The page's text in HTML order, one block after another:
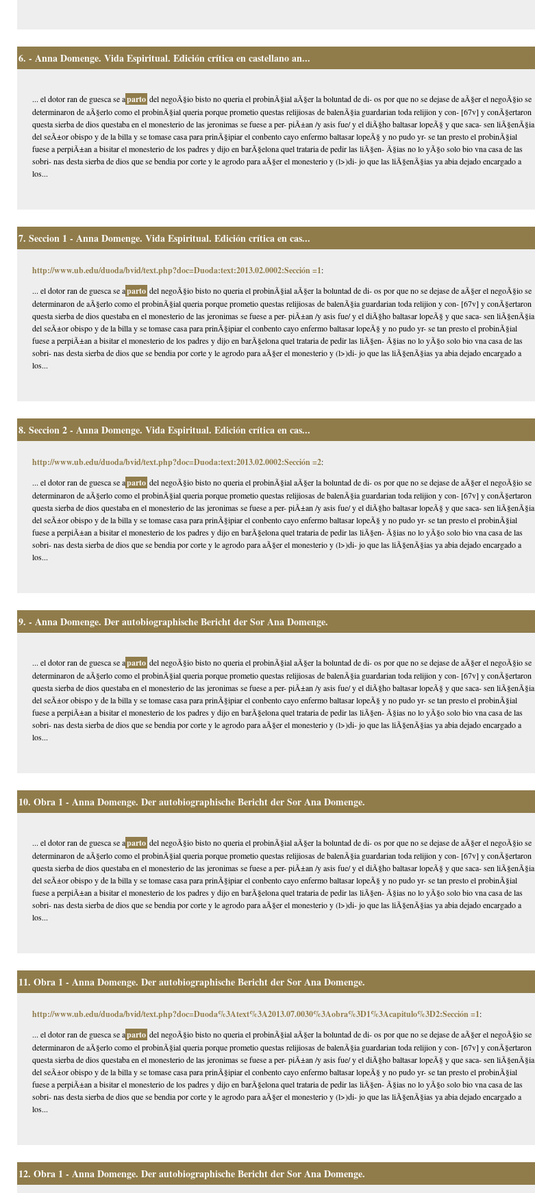
6. - Anna Domenge. Vida Espiritual. Edición crítica en castellano an...
... el dotor ran de guesca se aparto del negoÃ§io bisto no queria el probinÃ§ial aÃ§er la boluntad de di- os por que no se dejase de aÃ§er el negoÃ§io se
determinaron de aÃ§erlo como el probinÃ§ial queria porque prometio questas relijiosas de balenÃ§ia guardarian toda relijion y con- [67v] y conÃ§ertaron
questa sierba de dios questaba en el monesterio de las jeronimas se fuese a per- piÃ±an /y asis fue/ y el diÃ§ho baltasar lopeÃ§ y que saca- sen liÃ§enÃ§ia
del seÃ±or obispo y de la billa y se tomase casa para prinÃ§ipiar el conbento cayo enfermo baltasar lopeÃ§ y no pudo yr- se tan presto el probinÃ§ial
fuese a perpiÃ±an a bisitar el monesterio de los padres y dijo en barÃ§elona quel trataria de pedir las liÃ§en- Ã§ias no lo yÃ§o solo bio vna casa de las
sobri- nas desta sierba de dios que se bendia por corte y le agrodo para aÃ§er el monesterio y (l>)di- jo que las liÃ§enÃ§ias ya abia dejado encargado a
los...
7. Seccion 1 - Anna Domenge. Vida Espiritual. Edición crítica en cas...
http://www.ub.edu/duoda/bvid/text.php?doc=Duoda:text:2013.02.0002:Sección =1:
... el dotor ran de guesca se aparto del negoÃ§io bisto no queria el probinÃ§ial aÃ§er la boluntad de di- os por que no se dejase de aÃ§er el negoÃ§io se
determinaron de aÃ§erlo como el probinÃ§ial queria porque prometio questas relijiosas de balenÃ§ia guardarian toda relijion y con- [67v] y conÃ§ertaron
questa sierba de dios questaba en el monesterio de las jeronimas se fuese a per- piÃ±an /y asis fue/ y el diÃ§ho baltasar lopeÃ§ y que saca- sen liÃ§enÃ§ia
del seÃ±or obispo y de la billa y se tomase casa para prinÃ§ipiar el conbento cayo enfermo baltasar lopeÃ§ y no pudo yr- se tan presto el probinÃ§ial
fuese a perpiÃ±an a bisitar el monesterio de los padres y dijo en barÃ§elona quel trataria de pedir las liÃ§en- Ã§ias no lo yÃ§o solo bio vna casa de las
sobri- nas desta sierba de dios que se bendia por corte y le agrodo para aÃ§er el monesterio y (l>)di- jo que las liÃ§enÃ§ias ya abia dejado encargado a
los...
8. Seccion 2 - Anna Domenge. Vida Espiritual. Edición crítica en cas...
http://www.ub.edu/duoda/bvid/text.php?doc=Duoda:text:2013.02.0002:Sección =2:
... el dotor ran de guesca se aparto del negoÃ§io bisto no queria el probinÃ§ial aÃ§er la boluntad de di- os por que no se dejase de aÃ§er el negoÃ§io se
determinaron de aÃ§erlo como el probinÃ§ial queria porque prometio questas relijiosas de balenÃ§ia guardarian toda relijion y con- [67v] y conÃ§ertaron
questa sierba de dios questaba en el monesterio de las jeronimas se fuese a per- piÃ±an /y asis fue/ y el diÃ§ho baltasar lopeÃ§ y que saca- sen liÃ§enÃ§ia
del seÃ±or obispo y de la billa y se tomase casa para prinÃ§ipiar el conbento cayo enfermo baltasar lopeÃ§ y no pudo yr- se tan presto el probinÃ§ial
fuese a perpiÃ±an a bisitar el monesterio de los padres y dijo en barÃ§elona quel trataria de pedir las liÃ§en- Ã§ias no lo yÃ§o solo bio vna casa de las
sobri- nas desta sierba de dios que se bendia por corte y le agrodo para aÃ§er el monesterio y (l>)di- jo que las liÃ§enÃ§ias ya abia dejado encargado a
los...
9. - Anna Domenge. Der autobiographische Bericht der Sor Ana Domenge.
... el dotor ran de guesca se aparto del negoÃ§io bisto no queria el probinÃ§ial aÃ§er la boluntad de di- os por que no se dejase de aÃ§er el negoÃ§io se
determinaron de aÃ§erlo como el probinÃ§ial queria porque prometio questas relijiosas de balenÃ§ia guardarian toda relijion y con- [67v] y conÃ§ertaron
questa sierba de dios questaba en el monesterio de las jeronimas se fuese a per- piÃ±an /y asis fue/ y el diÃ§ho baltasar lopeÃ§ y que saca- sen liÃ§enÃ§ia
del seÃ±or obispo y de la billa y se tomase casa para prinÃ§ipiar el conbento cayo enfermo baltasar lopeÃ§ y no pudo yr- se tan presto el probinÃ§ial
fuese a perpiÃ±an a bisitar el monesterio de los padres y dijo en barÃ§elona quel trataria de pedir las liÃ§en- Ã§ias no lo yÃ§o solo bio vna casa de las
sobri- nas desta sierba de dios que se bendia por corte y le agrodo para aÃ§er el monesterio y (l>)di- jo que las liÃ§enÃ§ias ya abia dejado encargado a
los...
10. Obra 1 - Anna Domenge. Der autobiographische Bericht der Sor Ana Domenge.
... el dotor ran de guesca se aparto del negoÃ§io bisto no queria el probinÃ§ial aÃ§er la boluntad de di- os por que no se dejase de aÃ§er el negoÃ§io se
determinaron de aÃ§erlo como el probinÃ§ial queria porque prometio questas relijiosas de balenÃ§ia guardarian toda relijion y con- [67v] y conÃ§ertaron
questa sierba de dios questaba en el monesterio de las jeronimas se fuese a per- piÃ±an /y asis fue/ y el diÃ§ho baltasar lopeÃ§ y que saca- sen liÃ§enÃ§ia
del seÃ±or obispo y de la billa y se tomase casa para prinÃ§ipiar el conbento cayo enfermo baltasar lopeÃ§ y no pudo yr- se tan presto el probinÃ§ial
fuese a perpiÃ±an a bisitar el monesterio de los padres y dijo en barÃ§elona quel trataria de pedir las liÃ§en- Ã§ias no lo yÃ§o solo bio vna casa de las
sobri- nas desta sierba de dios que se bendia por corte y le agrodo para aÃ§er el monesterio y (l>)di- jo que las liÃ§enÃ§ias ya abia dejado encargado a
los...
11. Obra 1 - Anna Domenge. Der autobiographische Bericht der Sor Ana Domenge.
http://www.ub.edu/duoda/bvid/text.php?doc=Duoda%3Atext%3A2013.07.0030%3Aobra%3D1%3Acapitulo%3D2:Sección =1:
... el dotor ran de guesca se aparto del negoÃ§io bisto no queria el probinÃ§ial aÃ§er la boluntad de di- os por que no se dejase de aÃ§er el negoÃ§io se
determinaron de aÃ§erlo como el probinÃ§ial queria porque prometio questas relijiosas de balenÃ§ia guardarian toda relijion y con- [67v] y conÃ§ertaron
questa sierba de dios questaba en el monesterio de las jeronimas se fuese a per- piÃ±an /y asis fue/ y el diÃ§ho baltasar lopeÃ§ y que saca- sen liÃ§enÃ§ia
del seÃ±or obispo y de la billa y se tomase casa para prinÃ§ipiar el conbento cayo enfermo baltasar lopeÃ§ y no pudo yr- se tan presto el probinÃ§ial
fuese a perpiÃ±an a bisitar el monesterio de los padres y dijo en barÃ§elona quel trataria de pedir las liÃ§en- Ã§ias no lo yÃ§o solo bio vna casa de las
sobri- nas desta sierba de dios que se bendia por corte y le agrodo para aÃ§er el monesterio y (l>)di- jo que las liÃ§enÃ§ias ya abia dejado encargado a
los...
12. Obra 1 - Anna Domenge. Der autobiographische Bericht der Sor Ana Domenge.